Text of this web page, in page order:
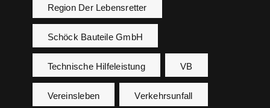
Region Der Lebensretter
Schöck Bauteile GmbH
Technische Hilfeleistung VB
Vereinsleben Verkehrsunfall